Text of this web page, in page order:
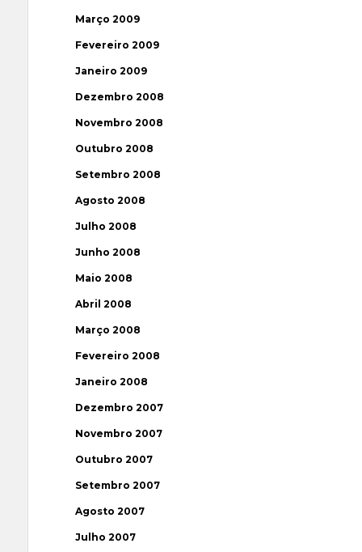
Março 2009
Fevereiro 2009
Janeiro 2009
Dezembro 2008
Novembro 2008
Outubro 2008
Setembro 2008
Agosto 2008
Julho 2008
Junho 2008
Maio 2008
Abril 2008
Março 2008
Fevereiro 2008
Janeiro 2008
Dezembro 2007
Novembro 2007
Outubro 2007
Setembro 2007
Agosto 2007
Julho 2007